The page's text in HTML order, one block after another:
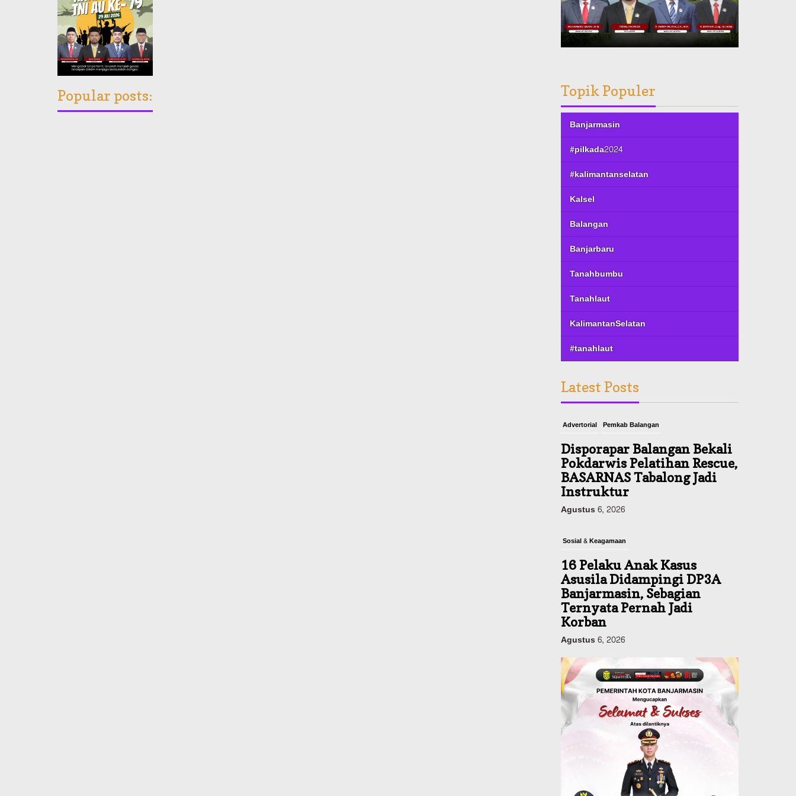
Popular posts: Topik Populer
Banjarmasin
#pilkada2024
#kalimantanselatan
Kalsel
Balangan
Banjarbaru
Tanahbumbu
Tanahlaut
KalimantanSelatan
#tanahlaut
Latest Posts
Advertorial Pemkab Balangan
Disporapar Balangan Bekali
Pokdarwis Pelatihan Rescue,
BASARNAS Tabalong Jadi
Instruktur
Agustus 6, 2026
Sosial & Keagamaan
16 Pelaku Anak Kasus
Asusila Didampingi DP3A
Banjarmasin, Sebagian
Ternyata Pernah Jadi
Korban
Agustus 6, 2026
Dinas PUPR Kalsel Pembangunan
Tindak Lanjut
Pascakecelakaan Maut,
Pemerintah Janji
Tingkatkan Fasilitas
Keselamatan Jalan
Alternatif Banjarbaru–